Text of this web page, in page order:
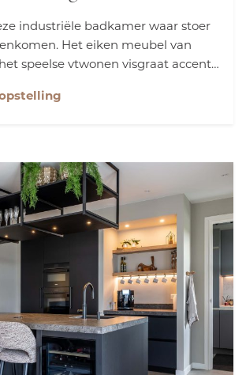
industriële badkamer waar stoer
Het eiken meubel van
speelse vtwonen visgraat accent
chromen kranen zorgen